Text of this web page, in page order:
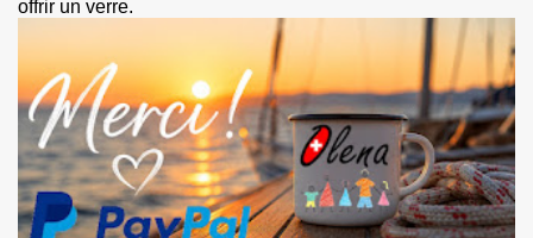
offrir un verre.